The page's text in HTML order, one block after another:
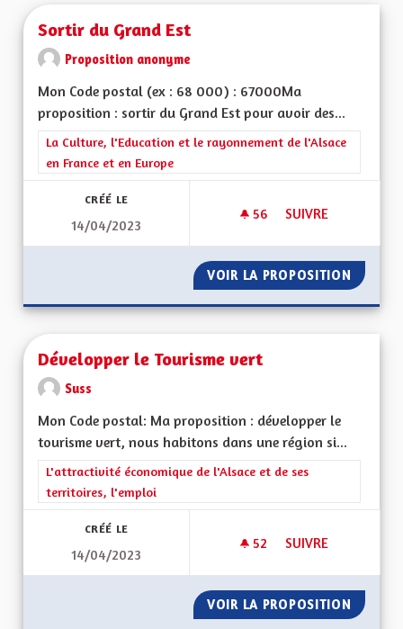
Sortir du Grand Est
Proposition anonyme
Mon Code postal (ex : 68 000) : 67000Ma
proposition : sortir du Grand Est pour avoir des...
Filtrer les résultats de la catégorie : La Culture, l'Education et
La Culture, l'Education et le rayonnement de l'Alsace
en France et en Europe
CRÉÉ LE
14/04/2023
56 56 ABONNÉS
SUIVRE
VOIR LA PROPOSITION
Développer le Tourisme vert
Suss
Mon Code postal: Ma proposition : développer le
tourisme vert, nous habitons dans une région si...
Filtrer les résultats de la catégorie : L'attractivité
L'attractivité économique de l'Alsace et de ses
territoires, l'emploi
CRÉÉ LE
14/04/2023
52 52 ABONNÉS
SUIVRE
VOIR LA PROPOSITION